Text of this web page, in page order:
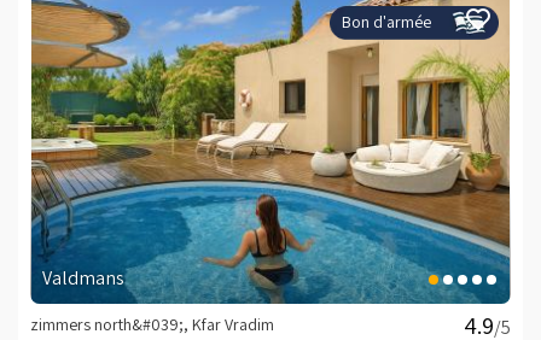
Bon d'armée
Valdmans
/5
zimmers north&#039;, Kfar Vradim